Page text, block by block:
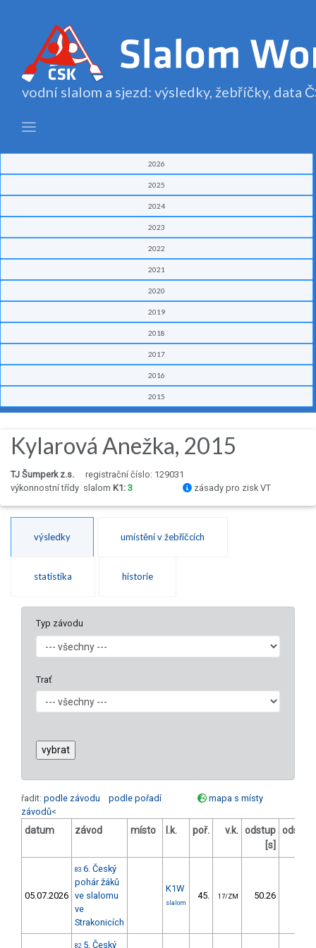
vodní slalom a sjezd: výsledky, žebříčky, data
2026
2025
2024
2023
2022
2021
2020
2019
2018
2017
2016
2015
Kylarová Anežka, 2015
TJ Šumperk z.s.
registrační číslo: 129031
výkonnostní třídy slalom K1: 3 zásady pro zisk VT
výsledky umístění v žebříčcích
statistika historie
Typ závodu
Trať
řadit: podle závodu podle pořadí
mapa s místy
závodů<
datum závod místo l.k. poř. v.k. odstup
[s]
odstup
05.07.2026
83 6. Český
pohár žáků
ve slalomu
ve
Strakonicích
K1W
slalom
45. 17/ZM 50.26
82 5. Český